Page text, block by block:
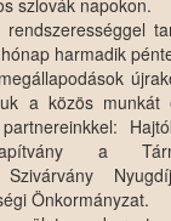
harmadik
a közös munkát
a
Szivárvány
Önkormányzat.